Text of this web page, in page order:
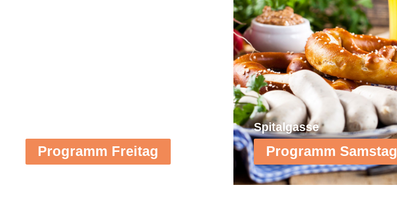
Programm Freitag
Spitalgasse
Programm Samstag